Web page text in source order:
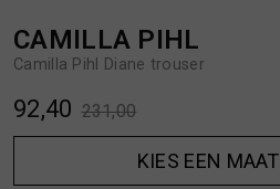
CAMILLA PIHL
Camilla Pihl Diane trouser
92,40 231,00
KIES EEN MAAT